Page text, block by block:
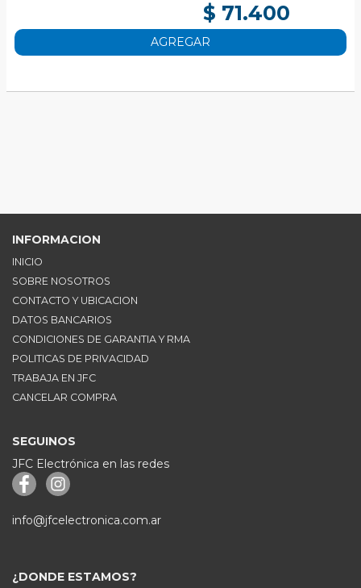
$ 71.400
AGREGAR
INFORMACION
INICIO
SOBRE NOSOTROS
CONTACTO Y UBICACION
DATOS BANCARIOS
CONDICIONES DE GARANTIA Y RMA
POLITICAS DE PRIVACIDAD
TRABAJA EN JFC
CANCELAR COMPRA
SEGUINOS
JFC Electrónica en las redes
info@jfcelectronica.com.ar
¿DONDE ESTAMOS?